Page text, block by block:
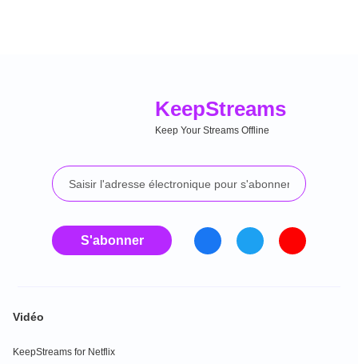
KeepStreams
Keep Your Streams Offline
S'abonner
Vidéo
KeepStreams for Netflix